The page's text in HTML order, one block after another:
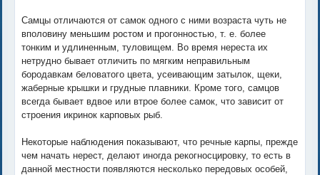
Самцы отличаются от самок одного с ними возраста чуть не
вполовину меньшим ростом и прогонностью, т. е. более
тонким и удлиненным, туловищем. Во время нереста их
нетрудно бывает отличить по мягким неправильным
бородавкам беловатого цвета, усеивающим затылок, щеки,
жаберные крышки и грудные плавники. Кроме того, самцов
всегда бывает вдвое или втрое более самок, что зависит от
строения икринок карповых рыб.
Некоторые наблюдения показывают, что речные карпы, прежде
чем начать нерест, делают иногда рекогносцировку, то есть в
данной местности появляются несколько передовых особей,